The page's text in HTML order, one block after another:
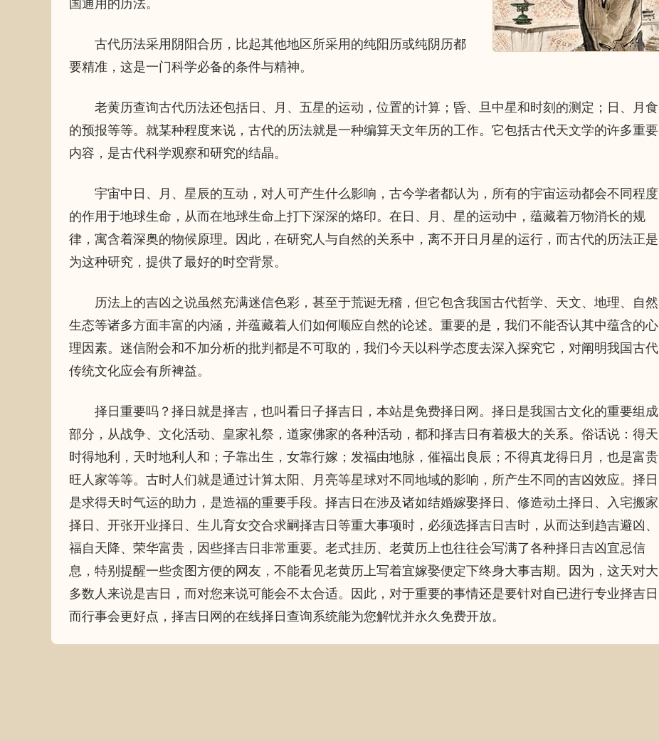
古代历法采用阴阳合历，比起其他地区所采用的纯阳历或纯阴历都
要精准，这是一门科学必备的条件与精神。
老黄历查询古代历法还包括日、月、五星的运动，位置的计算；昏、旦中星和时刻的测定；日、月食
的预报等等。就某种程度来说，古代的历法就是一种编算天文年历的工作。它包括古代天文学的许多重要
内容，是古代科学观察和研究的结晶。
宇宙中日、月、星辰的互动，对人可产生什么影响，古今学者都认为，所有的宇宙运动都会不同程度
的作用于地球生命，从而在地球生命上打下深深的烙印。在日、月、星的运动中，蕴藏着万物消长的规
律，寓含着深奥的物候原理。因此，在研究人与自然的关系中，离不开日月星的运行，而古代的历法正是
为这种研究，提供了最好的时空背景。
历法上的吉凶之说虽然充满迷信色彩，甚至于荒诞无稽，但它包含我国古代哲学、天文、地理、自然
生态等诸多方面丰富的内涵，并蕴藏着人们如何顺应自然的论述。重要的是，我们不能否认其中蕴含的心
理因素。迷信附会和不加分析的批判都是不可取的，我们今天以科学态度去深入探究它，对阐明我国古代
传统文化应会有所裨益。
择日重要吗？择日就是择吉，也叫看日子择吉日，本站是免费择日网。择日是我国古文化的重要组成
部分，从战争、文化活动、皇家礼祭，道家佛家的各种活动，都和择吉日有着极大的关系。俗话说：得天
时得地利，天时地利人和；子靠出生，女靠行嫁；发福由地脉，催福出良辰；不得真龙得日月，也是富贵
旺人家等等。古时人们就是通过计算太阳、月亮等星球对不同地域的影响，所产生不同的吉凶效应。择日
是求得天时气运的助力，是造福的重要手段。择吉日在涉及诸如结婚嫁娶择日、修造动土择日、入宅搬家
择日、开张开业择日、生儿育女交合求嗣择吉日等重大事项时，必须选择吉日吉时，从而达到趋吉避凶、
福自天降、荣华富贵，因些择吉日非常重要。老式挂历、老黄历上也往往会写满了各种择日吉凶宜忌信
息，特别提醒一些贪图方便的网友，不能看见老黄历上写着宜嫁娶便定下终身大事吉期。因为，这天对大
多数人来说是吉日，而对您来说可能会不太合适。因此，对于重要的事情还是要针对自已进行专业择吉日
而行事会更好点，择吉日网的在线择日查询系统能为您解忧并永久免费开放。